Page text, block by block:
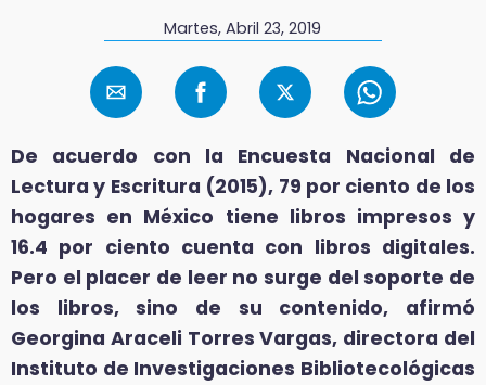
Martes, Abril 23, 2019
De acuerdo con la Encuesta Nacional de
Lectura y Escritura (2015), 79 por ciento de los
hogares en México tiene libros impresos y
16.4 por ciento cuenta con libros digitales.
Pero el placer de leer no surge del soporte de
los libros, sino de su contenido, afirmó
Georgina Araceli Torres Vargas, directora del
Instituto de Investigaciones Bibliotecológicas